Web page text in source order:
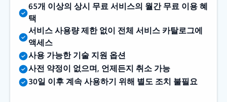
65개 이상의 상시 무료 서비스의 월간 무료 이용 혜
택
서비스 사용량 제한 없이 전체 서비스 카탈로그에
액세스
사용 가능한 기술 지원 옵션
사전 약정이 없으며, 언제든지 취소 가능
30일 이후 계속 사용하기 위해 별도 조치 불필요